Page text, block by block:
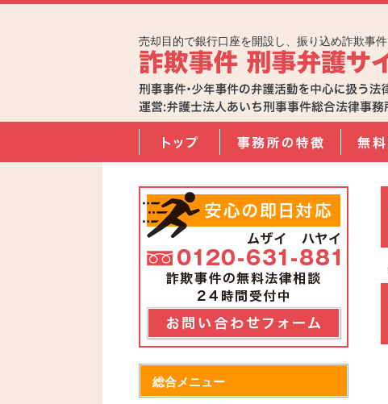
売却目的で銀行口座を開設し、振り込め詐欺事
総合メニュー